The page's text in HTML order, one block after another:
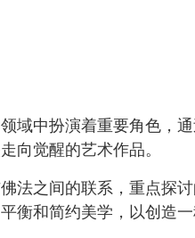
域中扮演着重要角色，
向觉醒的艺术作品。
法之间的联系，重点探
衡和简约美学，以创造